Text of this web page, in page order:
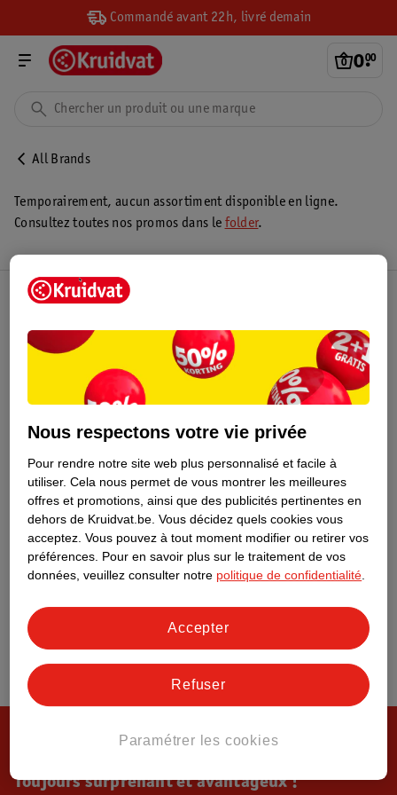
Commandé avant 22h, livré demain
0.
00
All Brands
Temporairement, aucun assortiment disponible en ligne.
Consultez toutes nos promos dans le folder.
Toujours surprenant et avantageux !
Nous respectons votre vie privée
Pour rendre notre site web plus personnalisé et facile à
utiliser. Cela nous permet de vous montrer les meilleures
offres et promotions, ainsi que des publicités pertinentes en
dehors de Kruidvat.be. Vous décidez quels cookies vous
acceptez. Vous pouvez à tout moment modifier ou retirer vos
préférences. Pour en savoir plus sur le traitement de vos
données, veuillez consulter notre politique de confidentialité
Paramétrer les cookies
Refuser
Accepter